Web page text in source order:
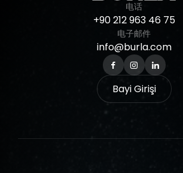
电话
+90212963 46 75
电子邮件
info@burla.com
Bayi Girişi